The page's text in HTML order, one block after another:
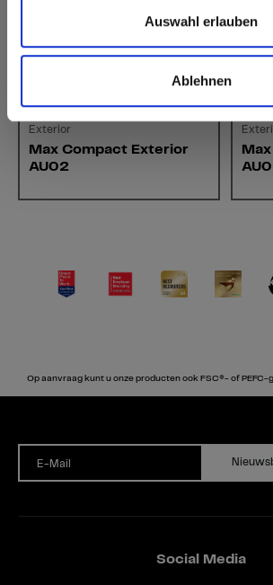
Auswahl erlauben
Ablehnen
Exterior
Max Compact Exterior
AU02
Op aanvraag kunt u onze producten ook FSC®- of
E-Mail
Social Media